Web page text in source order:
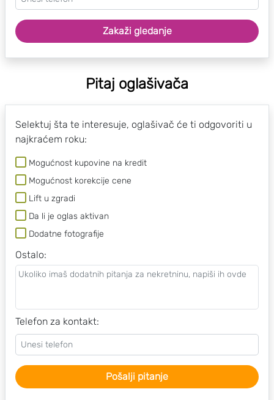
Zakaži gledanje
Pitaj oglašivača
Selektuj šta te interesuje, oglašivač će ti odgovoriti u
najkraćem roku:
Mogućnost kupovine na kredit
Mogućnost korekcije cene
Lift u zgradi
Da li je oglas aktivan
Dodatne fotografije
Ostalo:
Telefon za kontakt:
Pošalji pitanje